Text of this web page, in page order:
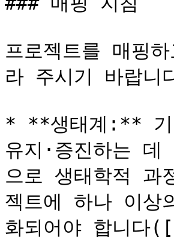
프로젝트를 매핑
라 주시기 바랍니
* **생태계:** 기
유지·증진하는
으로 생태학적 과
젝트에 하나 이상
화되어야 합니다